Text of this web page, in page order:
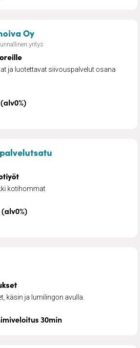
Oy– Siivouspalvelu
yritys
ja luotettavat siivouspalvelut osana
kotihommat
ja hiekoitukset
käsin ja lumilingon avulla.
30min